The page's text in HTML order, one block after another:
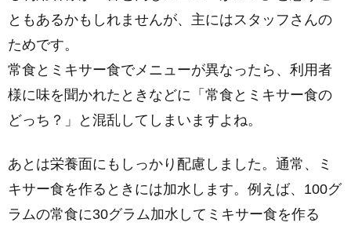
ともあるかもしれませんが、主にはスタッフさんの
ためです。
常食とミキサー食でメニューが異なったら、利用者
様に味を聞かれたときなどに「常食とミキサー食の
どっち？」と混乱してしまいますよね。
あとは栄養面にもしっかり配慮しました。通常、ミ
キサー食を作るときには加水します。例えば、100グ
ラムの常食に30グラム加水してミキサー食を作る